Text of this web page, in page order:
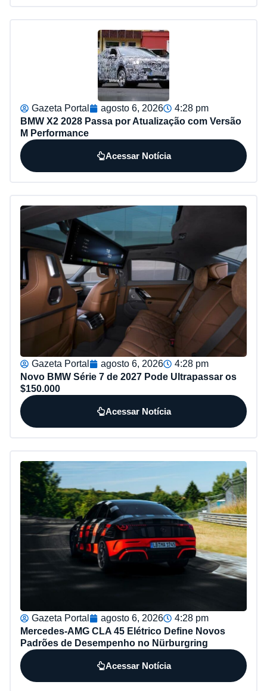
Gazeta Portal agosto 6, 2026
4:28 pm
BMW X2 2028 Passa por Atualização com Versão
M Performance
Acessar Notícia
Gazeta Portal agosto 6, 2026
4:28 pm
Novo BMW Série 7 de 2027 Pode Ultrapassar os
$150.000
Acessar Notícia
Gazeta Portal agosto 6, 2026
4:28 pm
Mercedes-AMG CLA 45 Elétrico Define Novos
Padrões de Desempenho no Nürburgring
Acessar Notícia